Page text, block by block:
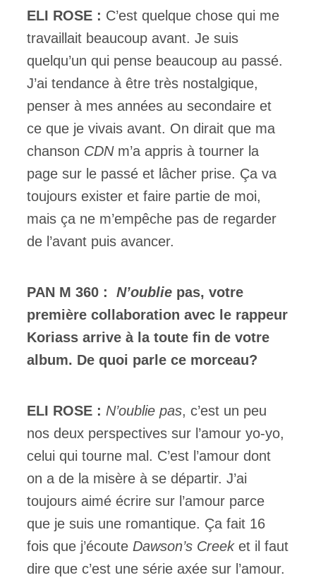
ELI ROSE : C’est quelque chose qui me
travaillait beaucoup avant. Je suis
quelqu’un qui pense beaucoup au passé.
J’ai tendance à être très nostalgique,
penser à mes années au secondaire et
ce que je vivais avant. On dirait que ma
chanson CDN m’a appris à tourner la
page sur le passé et lâcher prise. Ça va
toujours exister et faire partie de moi,
mais ça ne m’empêche pas de regarder
de l’avant puis avancer.
PAN M 360 : N’oublie pas, votre
première collaboration avec le rappeur
Koriass arrive à la toute fin de votre
album. De quoi parle ce morceau?
ELI ROSE : N’oublie pas, c’est un peu
nos deux perspectives sur l’amour yo-yo,
celui qui tourne mal. C’est l’amour dont
on a de la misère à se départir. J’ai
toujours aimé écrire sur l’amour parce
que je suis une romantique. Ça fait 16
fois que j’écoute Dawson’s Creeket il faut
dire que c’est une série axée sur l’amour.